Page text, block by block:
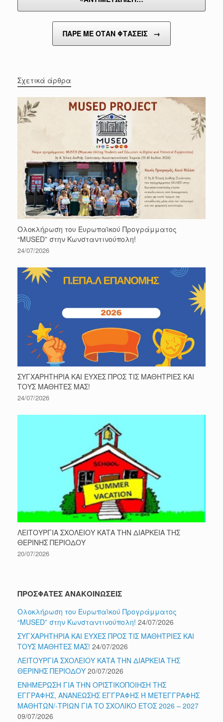
ΠΑΡΕ ΜΕ ΟΤΑΝ ΦΤΑΣΕΙΣ →
Σχετικά άρθρα
Ολοκλήρωση του Ευρωπαϊκού Προγράμματος
“MUSED” στην Κωνσταντινούπολη!
24/07/2026
ΣΥΓΧΑΡΗΤΗΡΙΑ ΚΑΙ ΕΥΧΕΣ ΠΡΟΣ ΤΙΣ ΜΑΘΗΤΡΙΕΣ ΚΑΙ
ΤΟΥΣ ΜΑΘΗΤΕΣ ΜΑΣ!
24/07/2026
ΛΕΙΤΟΥΡΓΙΑ ΣΧΟΛΕΙΟΥ ΚΑΤΑ ΤΗΝ ΔΙΑΡΚΕΙΑ ΤΗΣ
ΘΕΡΙΝΗΣ ΠΕΡΙΟΔΟΥ
20/07/2026
ΠΡΟΣΦΑΤΕΣ ΑΝΑΚΟΙΝΩΣΕΙΣ
Ολοκλήρωση του Ευρωπαϊκού Προγράμματος
“MUSED” στην Κωνσταντινούπολη! 24/07/2026
ΣΥΓΧΑΡΗΤΗΡΙΑ ΚΑΙ ΕΥΧΕΣ ΠΡΟΣ ΤΙΣ ΜΑΘΗΤΡΙΕΣ ΚΑΙ
ΤΟΥΣ ΜΑΘΗΤΕΣ ΜΑΣ! 24/07/2026
ΛΕΙΤΟΥΡΓΙΑ ΣΧΟΛΕΙΟΥ ΚΑΤΑ ΤΗΝ ΔΙΑΡΚΕΙΑ ΤΗΣ
ΘΕΡΙΝΗΣ ΠΕΡΙΟΔΟΥ 20/07/2026
ΕΝΗΜΕΡΩΣΗ ΓΙΑ ΤΗΝ ΟΡΙΣΤΙΚΟΠΟΙΗΣΗ ΤΗΣ
ΕΓΓΡΑΦΗΣ, ΑΝΑΝΕΩΣΗΣ ΕΓΓΡΑΦΗΣ Ή ΜΕΤΕΓΓΡΑΦΗΣ
ΜΑΘΗΤΩΝ/-ΤΡΙΩΝ ΓΙΑ ΤΟ ΣΧΟΛΙΚΟ ΕΤΟΣ 2026 – 2027
09/07/2026